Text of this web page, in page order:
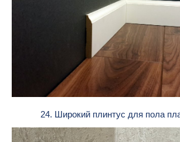
24. Широкий плинтус для пола